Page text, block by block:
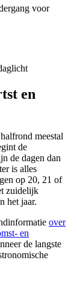
voor
en
meestal
de
de dagen dan
is alles
op 20, 21 of
zuidelijk
het jaar.
over
en
de langste